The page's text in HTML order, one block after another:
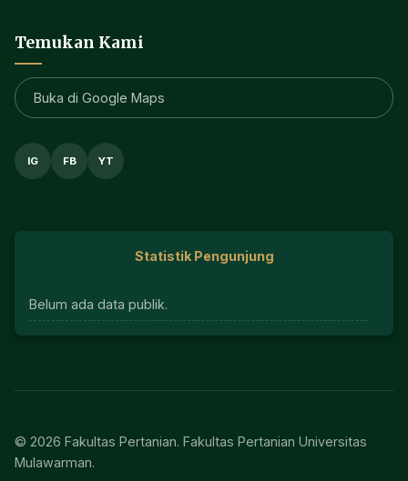
Temukan Kami
Buka di Google Maps
IG FB YT
Statistik Pengunjung
Belum ada data publik.
© 2026 Fakultas Pertanian. Fakultas Pertanian Universitas
Mulawarman.